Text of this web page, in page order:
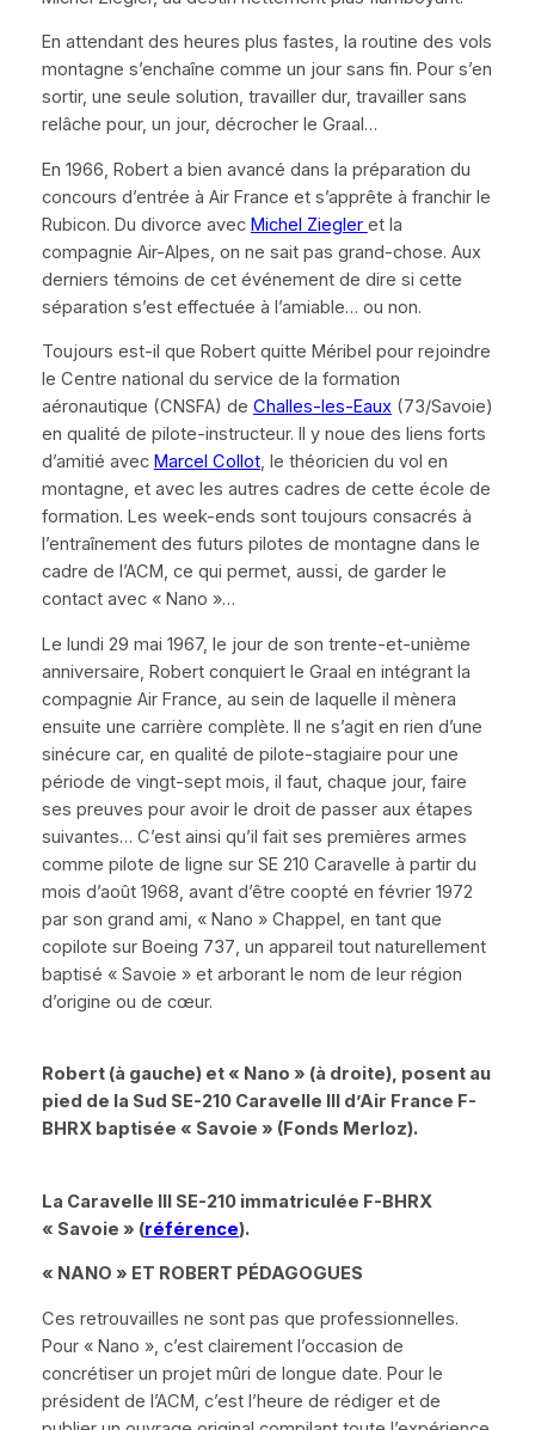
En attendant des heures plus fastes, la routine des vols
montagne s’enchaîne comme un jour sans fin. Pour s’en
sortir, une seule solution, travailler dur, travailler sans
relâche pour, un jour, décrocher le Graal…
En 1966, Robert a bien avancé dans la préparation du
concours d’entrée à Air France et s’apprête à franchir le
Rubicon. Du divorce avec Michel Ziegler et la
compagnie Air-Alpes, on ne sait pas grand-chose. Aux
derniers témoins de cet événement de dire si cette
séparation s’est effectuée à l’amiable… ou non.
Toujours est-il que Robert quitte Méribel pour rejoindre
le Centre national du service de la formation
aéronautique (CNSFA) de Challes-les-Eaux(73/Savoie)
en qualité de pilote-instructeur. Il y noue des liens forts
d’amitié avec Marcel Collot, le théoricien du vol en
montagne, et avec les autres cadres de cette école de
formation. Les week-ends sont toujours consacrés à
l’entraînement des futurs pilotes de montagne dans le
cadre de l’ACM, ce qui permet, aussi, de garder le
contact avec « Nano »…
Le lundi 29 mai 1967, le jour de son trente-et-unième
anniversaire, Robert conquiert le Graal en intégrant la
compagnie Air France, au sein de laquelle il mènera
ensuite une carrière complète. Il ne s’agit en rien d’une
sinécure car, en qualité de pilote-stagiaire pour une
période de vingt-sept mois, il faut, chaque jour, faire
ses preuves pour avoir le droit de passer aux étapes
suivantes… C’est ainsi qu’il fait ses premières armes
comme pilote de ligne sur SE 210 Caravelle à partir du
mois d’août 1968, avant d’être coopté en février 1972
par son grand ami, « Nano »Chappel, en tant que
copilote sur Boeing 737, un appareil tout naturellement
baptisé « Savoie »et arborant le nom de leur région
d’origine ou de cœur.
Robert (à gauche) et« Nano » (à droite), posent au
pied de la Sud SE-210 Caravelle III d’Air France F-
BHRX baptisée « Savoie » (Fonds Merloz).
La Caravelle III SE-210 immatriculée F-BHRX
« Savoie » (référence).
« NANO » ET ROBERT P É DAGOGUES
Ces retrouvailles ne sont pas que professionnelles.
Pour « Nano », c’est clairement l’occasion de
concrétiser un projet mûri de longue date. Pour le
président de l’ACM, c’est l’heure de rédiger et de